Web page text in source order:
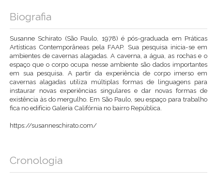
Biografia
Susanne Schirato (São Paulo, 1978) é pós-graduada em Práticas
Artísticas Contemporâneas pela FAAP. Sua pesquisa inicia-se em
ambientes de cavernas alagadas. A caverna, a água, as rochas e o
espaço que o corpo ocupa nesse ambiente são dados importantes
em sua pesquisa. A partir da experiência de corpo imerso em
cavernas alagadas utiliza múltiplas formas de linguagens para
instaurar novas experiências singulares e dar novas formas de
existência às do mergulho. Em São Paulo, seu espaço para trabalho
fica no edifício Galeria Califórnia no bairro República.
https://susanneschirato.com/
Cronologia